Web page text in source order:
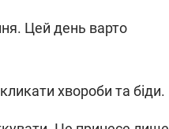
Цей день варто
хвороби та біди.